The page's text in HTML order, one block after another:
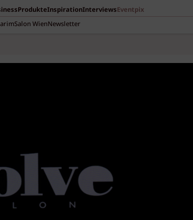
ProdukteInspirationInterviewsEventpix
imSalon WienNewsletter